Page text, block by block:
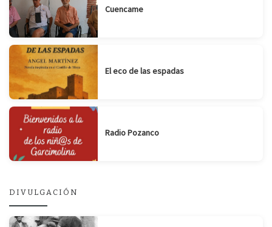
Cuencame
El eco de las espadas
Radio Pozanco
DIVULGACIÓN